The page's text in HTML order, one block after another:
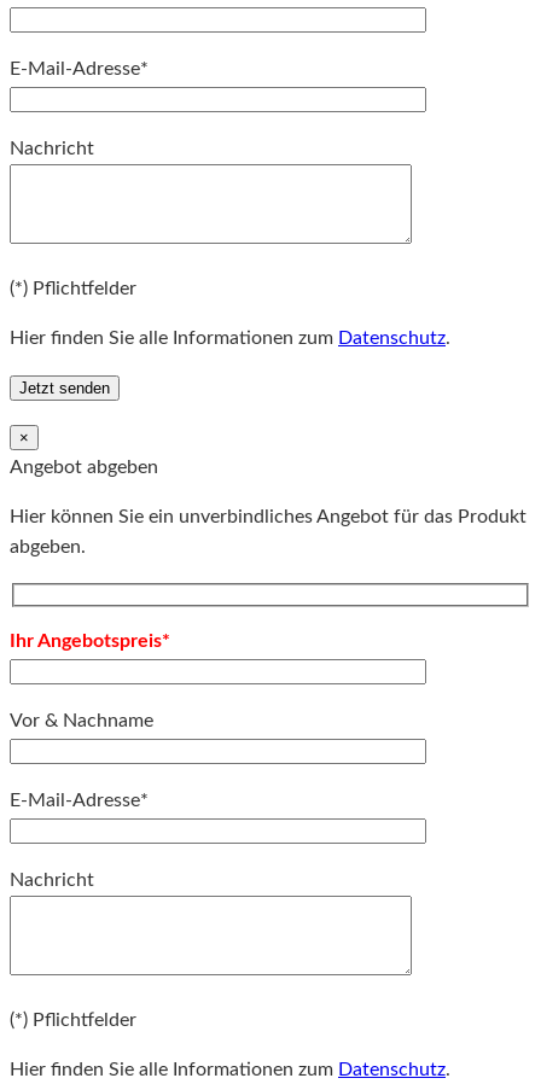
E-Mail-Adresse*
Nachricht
(*) Pflichtfelder
Hier finden Sie alle Informationen zum Datenschutz.
×
Angebot abgeben
Hier können Sie ein unverbindliches Angebot für das Produkt
abgeben.
Ihr Angebotspreis*
Vor & Nachname
E-Mail-Adresse*
Nachricht
(*) Pflichtfelder
Hier finden Sie alle Informationen zum Datenschutz.